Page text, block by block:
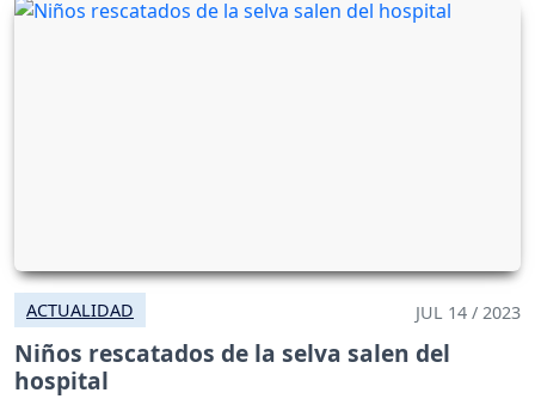
ACTUALIDAD JUL 14 / 2023
Niños rescatados de la selva salen del
hospital